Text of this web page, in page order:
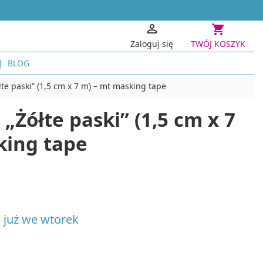

Zaloguj się

TWÓJ KOSZYK
I TECHNIKI PAPIEROWE
Scrapbooking, decoupage, quilling
Scrapbooking i Cardmaking
Decoupage i zdobienie przedmiotów
Quilling
TECHNIKI KREATYWNE
Projekty
ręcznych
BLOG
paski” (1,5 cm x 7 m) – mt masking tape
paski” (1,5 cm x 7
tape
już we wtorek